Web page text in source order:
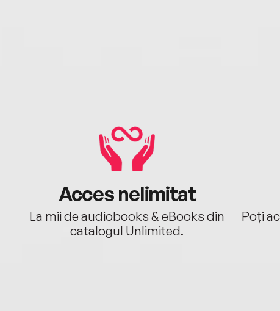
Acces nelimitat
La mii de audiobooks & eBooks din
catalogul Unlimited.
Poți